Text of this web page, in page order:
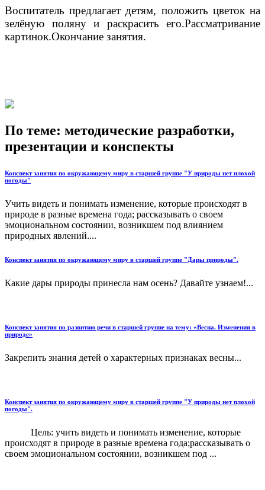
Воспитатель предлагает детям, положить цветок на
зелёную поляну и раскрасить его.Рассматривание
картинок.Окончание занятия.
По теме: методические разработки,
презентации и конспекты
Конспект занятия по окружающему миру в старшей группе "У природы нет плохой
погоды"
Учить видеть и понимать изменение, которые происходят в
природе в разные времена года; рассказывать о своем
эмоциональном состоянии, возникшем под влиянием
природных явлений....
Конспект занятия по окружающему миру в старшей группе "Дары природы".
Какие дары природы принесла нам осень? Давайте узнаем!...
Конспект занятия по развитию речи в старшей группе на тему: «Весна. Изменения в
природе»
Закрепить знания детей о характерных признаках весны...
Конспект занятия по окружающему миру в старшей группе "У природы нет плохой
погоды".
Цель: учить видеть и понимать изменение, которые
происходят в природе в разные времена года;рассказывать о
своем эмоциональном состоянии, возникшем под ...